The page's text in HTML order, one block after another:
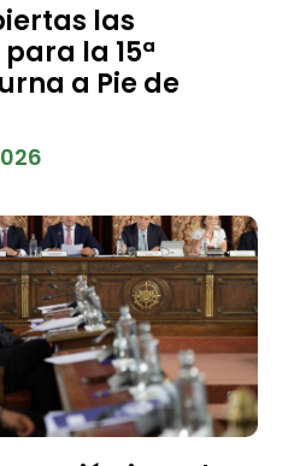
las
la 15ª
a Pie de